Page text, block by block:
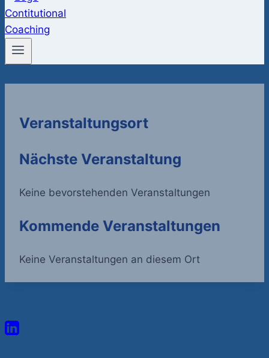
Veranstaltungsort
Nächste Veranstaltung
Keine bevorstehenden Veranstaltungen
Kommende Veranstaltungen
Keine Veranstaltungen an diesem Ort